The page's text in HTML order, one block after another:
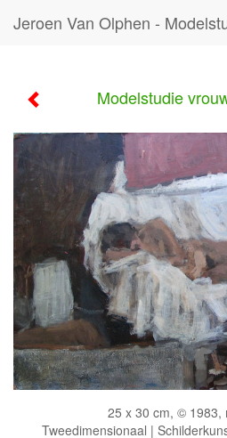
Modelstudie
25 x 30 cm, © 1983,
Tweedimensionaal |